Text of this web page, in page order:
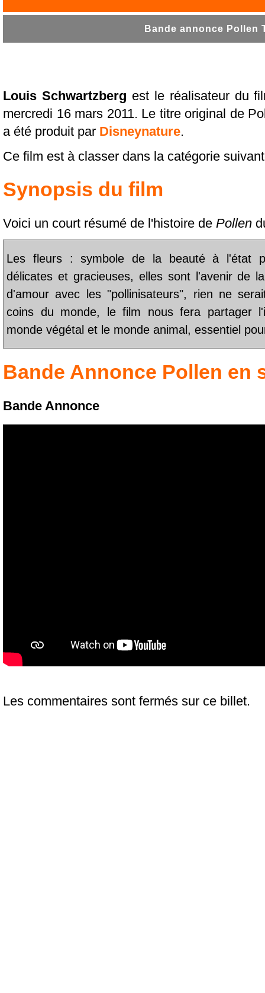
Bande annonce Pollen
Louis Schwartzberg est le réalisateur du
mercredi 16 mars 2011. Le titre original de
a été produit par Disneynature.
Ce film est à classer dans la catégorie
Synopsis du film
Voici un court résumé de l'histoire de Pollen
Les fleurs : symbole de la beauté à l'état
délicates et gracieuses, elles sont l'avenir de
d'amour avec les "pollinisateurs", rien ne
coins du monde, le film nous fera partager
monde végétal et le monde animal, essentiel
Bande Annonce Pollen en
Bande Annonce
Les commentaires sont fermés sur ce billet.